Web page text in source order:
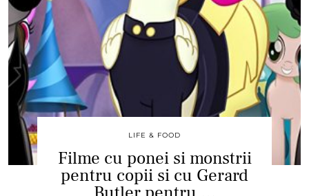
LIFE & FOOD
Filme cu ponei si monstrii
pentru copii si cu Gerard